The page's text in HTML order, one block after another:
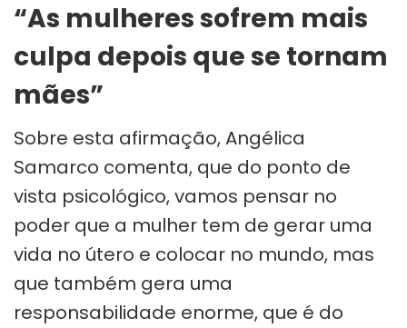
“As mulheres sofrem mais
culpa depois que se tornam
mães”
Sobre esta afirmação, Angélica
Samarco comenta, que do ponto de
vista psicológico, vamos pensar no
poder que a mulher tem de gerar uma
vida no útero e colocar no mundo, mas
que também gera uma
responsabilidade enorme, que é do